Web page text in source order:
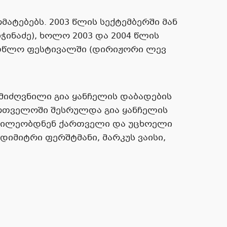
2003 წლის სექტემბერში მან
ხოლო 2003 და 2004 წლის
ფესტივალში (დირიჟორი ლევ
გია ყანჩელის დაბადების
შესრულდა გია ყანჩელის
ქართველი და უცხოელი
ფერშტმანი, მარკუს ვაისი,